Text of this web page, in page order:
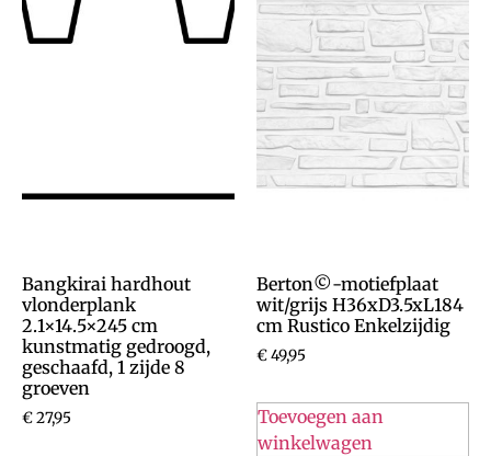
Bangkirai hardhout
vlonderplank
2.1×14.5×245 cm
kunstmatig gedroogd,
geschaafd, 1 zijde 8
groeven
€27,95
Berton©-motiefplaat
wit/grijs H36xD3.5xL184
cm Rustico Enkelzijdig
€49,95
Toevoegen aan
winkelwagen